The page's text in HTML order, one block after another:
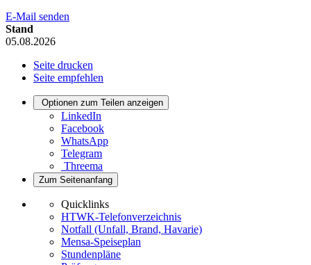
E-Mail senden
Stand
05.08.2026
Seite drucken
Seite empfehlen
Optionen zum Teilen anzeigen
LinkedIn
Facebook
WhatsApp
Telegram
Threema
Zum Seitenanfang
Quicklinks
HTWK-Telefonverzeichnis
Notfall (Unfall, Brand, Havarie)
Mensa-Speiseplan
Stundenpläne